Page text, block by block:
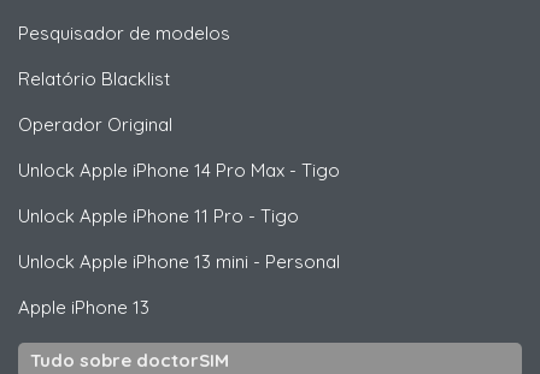
Pesquisador de modelos
Relatório Blacklist
Operador Original
Unlock Apple iPhone 14 Pro Max - Tigo
Unlock Apple iPhone 11 Pro - Tigo
Unlock Apple iPhone 13 mini - Personal
Apple iPhone 13
Tudo sobre doctorSIM